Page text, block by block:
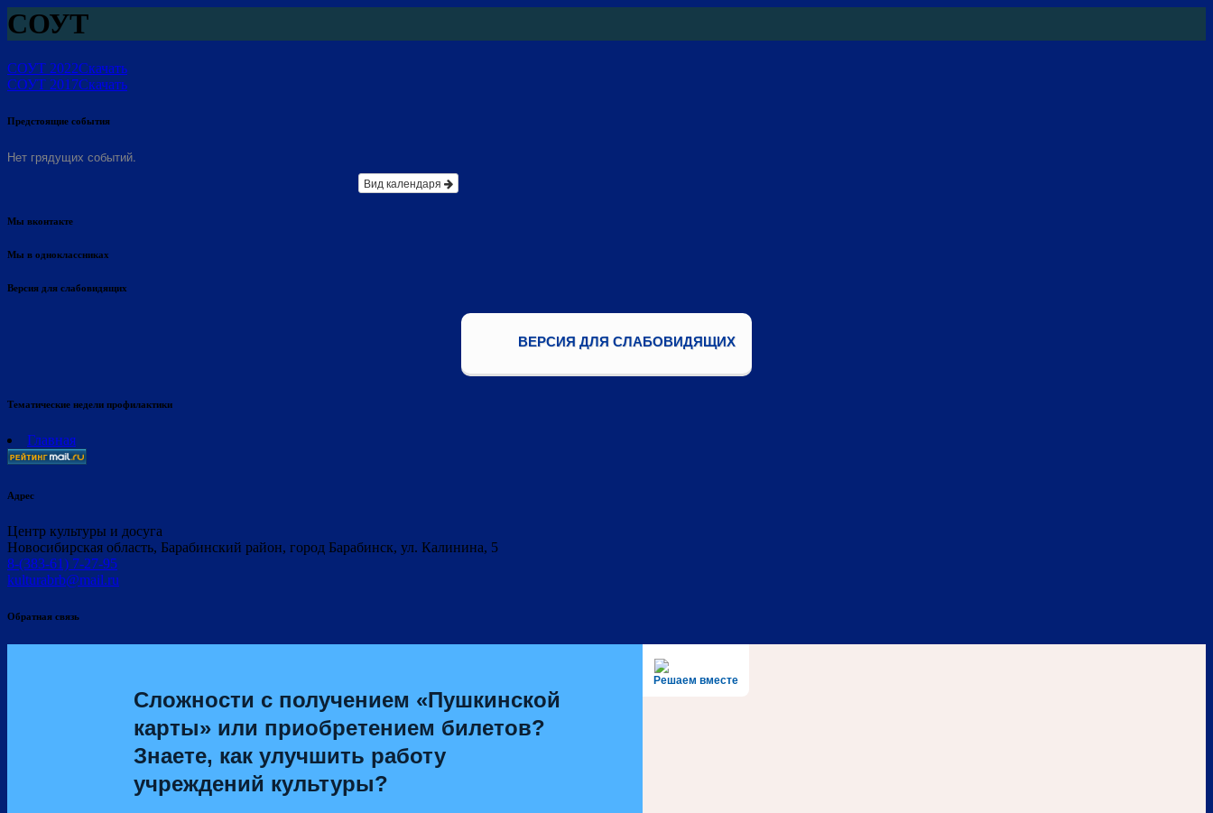
СОУТ
СОУТ 2022Скачать
СОУТ 2017Скачать
Предстоящие события
Нет грядущих событий.
Вид календаря
Мы вконтакте
Мы в одноклассниках
Версия для слабовидящих
ВЕРСИЯ ДЛЯ СЛАБОВИДЯЩИХ
Тематические недели профилактики
Главная
Адрес
Центр культуры и досуга
Новосибирская область, Барабинский район, город Барабинск, ул. Калинина, 5
8-(383-61) 7-27-95
kulturabrb@mail.ru
Обратная связь
Решаем вместе
Сложности с получением «Пушкинской
карты» или приобретением билетов?
Знаете, как улучшить работу
учреждений культуры?